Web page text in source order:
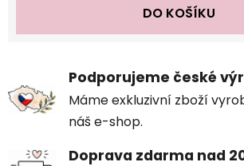
DO KOŠÍKU
Podporujeme české
Máme exkluzivní zboží
náš e-shop.
Doprava zdarma nad